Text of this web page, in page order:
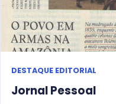
DESTAQUE EDITORIAL
Jornal Pessoal